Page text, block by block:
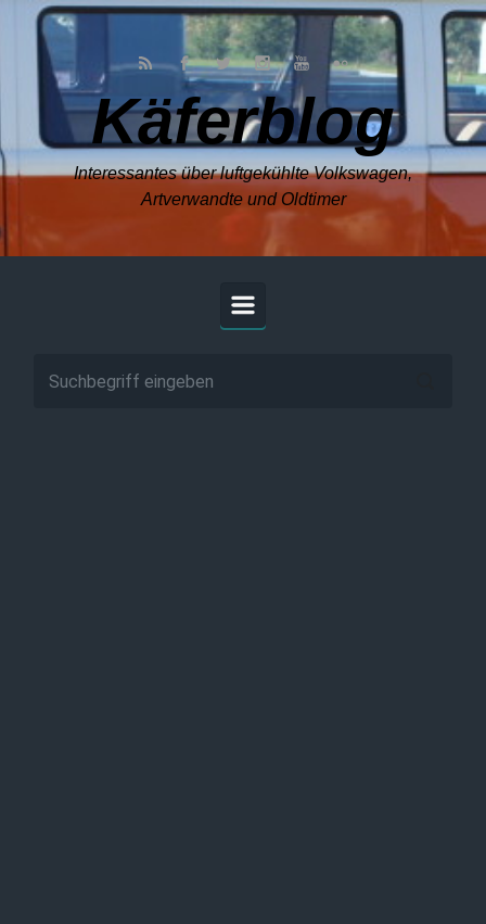
Zum Hauptinhalt springen
Käferblog
Interessantes über luftgekühlte Volkswagen,
Artverwandte und Oldtimer